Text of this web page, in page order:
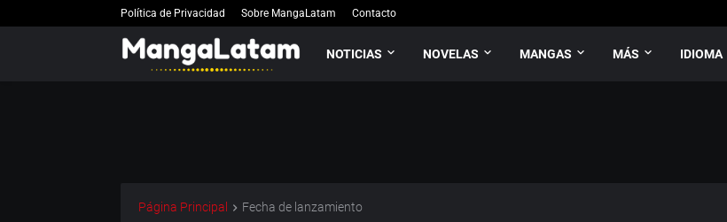
Política de Privacidad Sobre MangaLatam Contacto
NOTICIAS NOVELAS MANGAS MÁS IDIOMA
Página Principal Fecha de lanzamiento